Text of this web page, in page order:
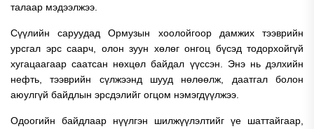
талаар мэдээлжээ.
Сүүлийн саруудад Ормузын хоолойгоор дамжих тээврийн
урсгал эрс саарч, олон зуун хөлөг онгоц бүсэд тодорхойгүй
хугацаагаар саатсан нөхцөл байдал үүссэн. Энэ нь дэлхийн
нефть, тээврийн сүлжээнд шууд нөлөөлж, даатгал болон
аюулгүй байдлын эрсдэлийг огцом нэмэгдүүлжээ.
Одоогийн байдлаар нүүлгэн шилжүүлэлтийг үе шаттайгаар,